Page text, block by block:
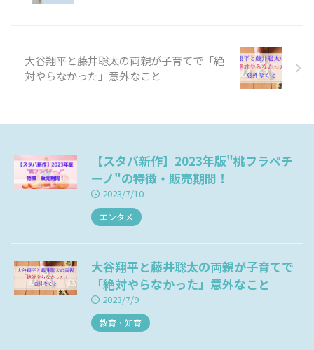
大谷翔平と藤井聡太の両親が子育てで「絶
対やらなかった」意外なこと
【スタバ新作】2023年版"桃フラペチ
ーノ"の特徴・販売期間！
2023/7/10
エンタメ
大谷翔平と藤井聡太の両親が子育てで
「絶対やらなかった」意外なこと
2023/7/9
教育・知育